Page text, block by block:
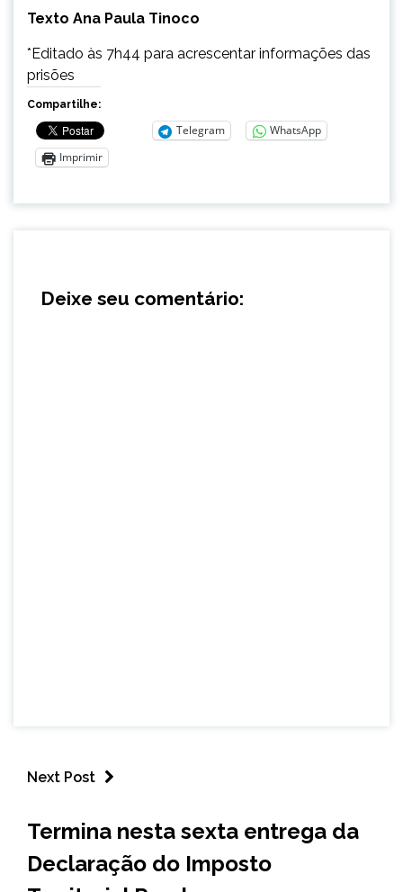
Texto Ana Paula Tinoco
*Editado às 7h44 para acrescentar informações das
prisões
Compartilhe:
Telegram
WhatsApp
Imprimir
Deixe seu comentário:
Next Post
CAPELINHA
MINAS
Termina nesta sexta entrega da
Declaração do Imposto